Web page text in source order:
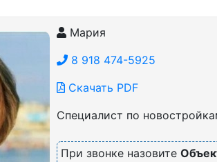
Мария
8 918 474-5925
Скачать PDF
Специалист по
При звонке назовите